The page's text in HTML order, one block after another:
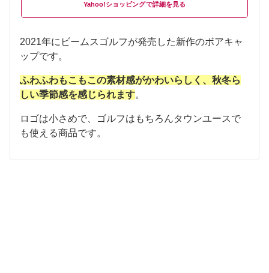
Yahoo!ショッピング
2021年にビームスゴルフが発売した新作のボアキャ
ップです。
ふわふわもこもこの素材感がかわいらしく、秋冬ら
しい季節感を感じられます。
ロゴは小さめで、ゴルフはもちろんタウンユースで
も使える商品です。